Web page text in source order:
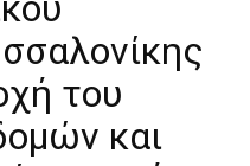
του
και